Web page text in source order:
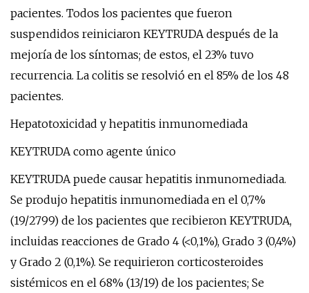
pacientes. Todos los pacientes que fueron
suspendidos reiniciaron KEYTRUDA después de la
mejoría de los síntomas; de estos, el 23% tuvo
recurrencia. La colitis se resolvió en el 85% de los 48
pacientes.
Hepatotoxicidad y hepatitis inmunomediada
KEYTRUDA como agente único
KEYTRUDA puede causar hepatitis inmunomediada.
Se produjo hepatitis inmunomediada en el 0,7%
(19/2799) de los pacientes que recibieron KEYTRUDA,
incluidas reacciones de Grado 4 (<0,1%), Grado 3 (0,4%)
y Grado 2 (0,1%). Se requirieron corticosteroides
sistémicos en el 68% (13/19) de los pacientes; Se